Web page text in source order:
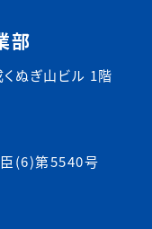
部
ぬぎ山ビル 1階
(6)第5540号